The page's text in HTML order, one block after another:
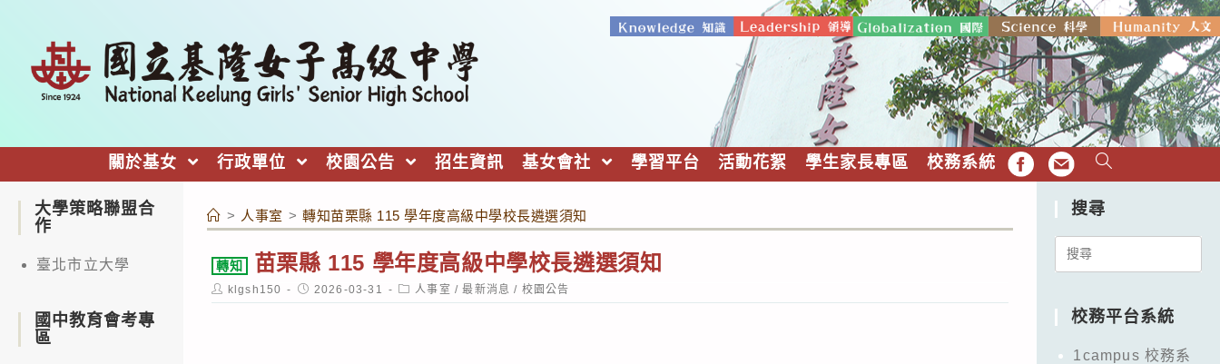
關於基女 行政單位 校園公告 招生資訊 基女會社 學習平台 活動花絮 學生家長專區 校務系統 FB EMAIL
> 人事室 > 轉知苗栗縣 115 學年度高級中學校長遴選須知
轉知 苗栗縣 115 學年度高級中學校長遴選須知
Post
author:
klgsh150
Post
published:
2026-03-31
Post
category:
人事室 / 最新消息 / 校園公告
大學策略聯盟合
作
臺北市立大學
國中教育會考專
區
搜尋
Search
校務平台系統
1campus 校務系